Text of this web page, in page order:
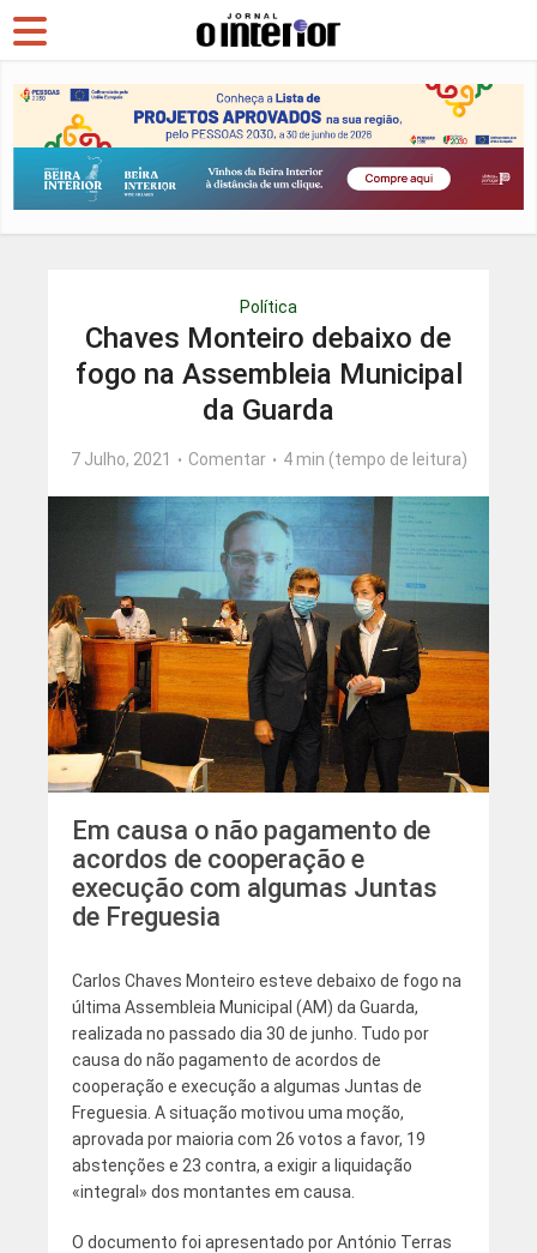
Política
Chaves Monteiro debaixo de
fogo na Assembleia Municipal
da Guarda
7 Julho, 2021 Comentar 4 min (tempo de leitura)
Em causa o não pagamento de
acordos de cooperação e
execução com algumas Juntas
de Freguesia
Carlos Chaves Monteiro esteve debaixo de fogo na
última Assembleia Municipal (AM) da Guarda,
realizada no passado dia 30 de junho. Tudo por
causa do não pagamento de acordos de
cooperação e execução a algumas Juntas de
Freguesia. A situação motivou uma moção,
aprovada por maioria com 26 votos a favor, 19
abstenções e 23 contra, a exigir a liquidação
«integral» dos montantes em causa.
O documento foi apresentado por António Terras